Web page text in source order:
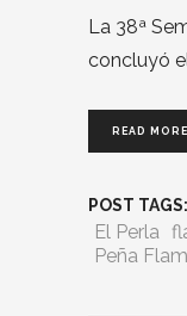
La 38ª
concluyó
READ MORE
POST TAGS:
El Perla
Peña